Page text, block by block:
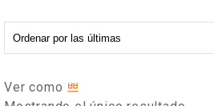
Ver como